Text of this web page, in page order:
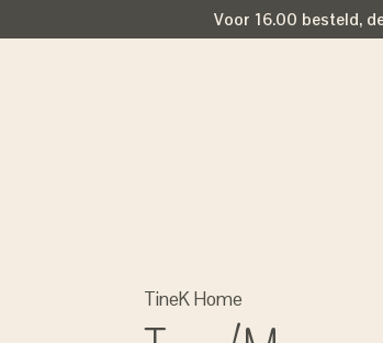
Voor 16.00 besteld,
TineK Home